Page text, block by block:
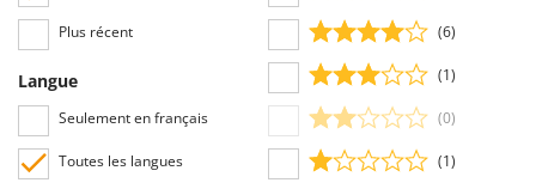
Wolf Garten
Wortex
Worx
Plus récent
Langue
Seulement en français
Toutes les langues
(6)
(1)
(0)
(1)